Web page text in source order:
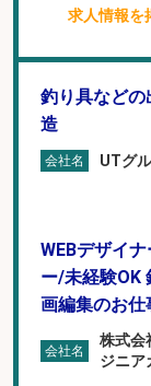
求人情報を
釣り具など
造
会社名 UTグ
WEBデザイ
ー/未経験OK
画編集のお仕
会社名
株式会
ジニア